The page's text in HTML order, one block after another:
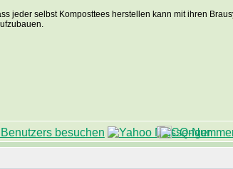
jeder selbst Komposttees herstellen kann mit ihren